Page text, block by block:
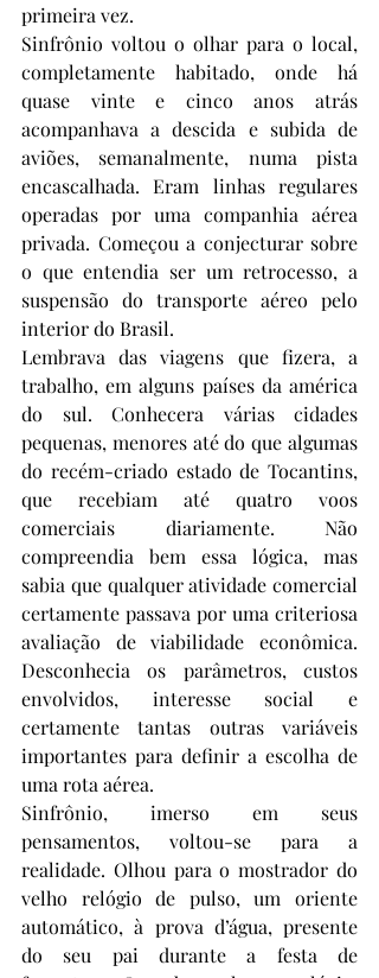
primeira vez.
Sinfrônio voltou o olhar para o local,
completamente habitado, onde há
quase vinte e cinco anos atrás
acompanhava a descida e subida de
aviões, semanalmente, numa pista
encascalhada. Eram linhas regulares
operadas por uma companhia aérea
privada. Começou a conjecturar sobre
o que entendia ser um retrocesso, a
suspensão do transporte aéreo pelo
interior do Brasil.
Lembrava das viagens que fizera, a
trabalho, em alguns países da américa
do sul. Conhecera várias cidades
pequenas, menores até do que algumas
do recém-criado estado de Tocantins,
que recebiam até quatro voos
comerciais diariamente. Não
compreendia bem essa lógica, mas
sabia que qualquer atividade comercial
certamente passava por uma criteriosa
avaliação de viabilidade econômica.
Desconhecia os parâmetros, custos
envolvidos, interesse social e
certamente tantas outras variáveis
importantes para definir a escolha de
uma rota aérea.
Sinfrônio, imerso em seus
pensamentos, voltou-se para a
realidade. Olhou para o mostrador do
velho relógio de pulso, um oriente
automático, à prova d’água, presente
do seu pai durante a festa de